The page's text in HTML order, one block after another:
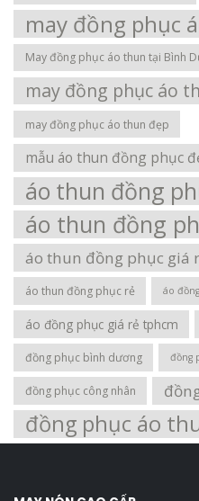
may đồng phục
May đồng phục áo thun tại Bình
may đồng phục áo
may đồng phục áo thun đẹp
mẫu áo thun đồng phục
áo thun đồng
áo thun đồng
áo thun đồng phục giá
áo thun đồng phục rẻ áo
áo đồng phục giá rẻ tphcm
đồng phục bình dương đồng
đồng phục công nhân
đồng phục áo